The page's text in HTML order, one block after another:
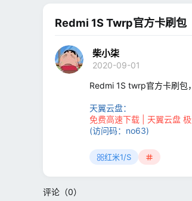
Redmi 1S Twrp官方卡刷包
柴小柒
2020-09-01
Redmi 1S twrp官方卡刷包
天翼云盘：
免费高速下载 | 天翼云盘
(访问码：no63)
红米1/S
评论（0）